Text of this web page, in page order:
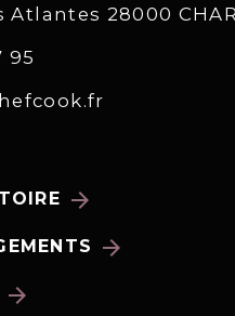
Atlantes 28000
95
arrow_forward
arrow_forward
arrow_forward